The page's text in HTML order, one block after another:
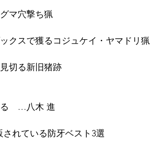
マ穴撃ち猟
クスで獲るコジュケイ・ヤマドリ猟
切る新旧猪跡
　…八木 進
れている防牙ベスト3選